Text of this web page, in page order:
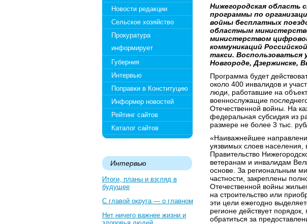
Новости редакции
Сельское хозяйство
Прокуратура
информирует
Губерния
Интервью
Поправки в Конституцию
Информер новостей
Рейтинг сайтов
Каталог сайтов
Интервью
Итоги, планы и взгляд в
будущее
С главой округа — о главном
Нет ничего важнее жизни и
Нижегородская область
программы по
войны бесплатных
областным
министерством
коммуникаций
такси. Воспользоваться
Новгороде, Дзержинске,
Программа будет
около 400 инвалидов и
люди, работавшие на
военнослужащие
Отечественной войны. На
федеральная субсидия из
размере не более 3 тыс.
«Наиважнейшее
уязвимых слоев населения,
Правительство
ветеранам и инвалидам
основе. За региональным
частности, закреплены
Отечественной войны
на строительство или
эти цели ежегодно
регионе действует
обратиться за